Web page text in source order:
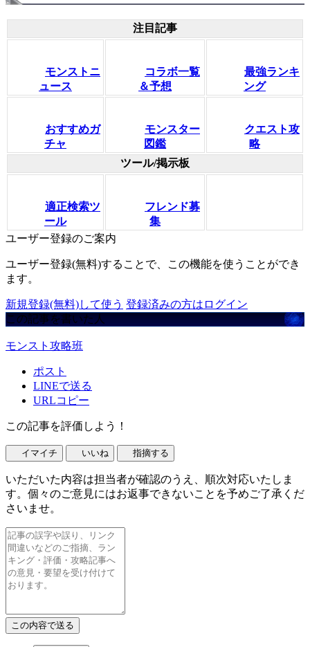
注目記事
モンストニ
ュース
コラボ一覧
＆予想
最強ランキ
ング
おすすめガ
チャ
モンスター
図鑑
クエスト攻
略
ツール/掲示板
適正検索ツ
ール
フレンド募
集
ユーザー登録のご案内
ユーザー登録(無料)することで、この機能を使うことができ
ます。
新規登録(無料)して使う 登録済みの方はログイン
この記事を書いた人
モンスト攻略班
ポスト
LINEで送る
URLコピー
この記事を評価しよう！
イマイチ いいね 指摘する
いただいた内容は担当者が確認のうえ、順次対応いたしま
す。個々のご意見にはお返事できないことを予めご了承くだ
さいませ。